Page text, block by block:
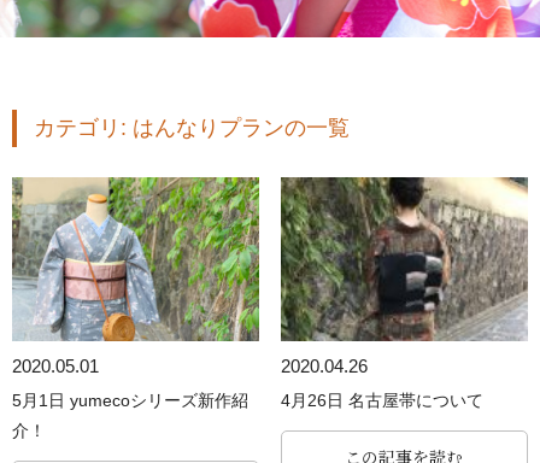
カテゴリ: はんなりプランの一覧
2020.05.01
5月1日 yumecoシリーズ新作紹
介！
2020.04.26
4月26日 名古屋帯について
この記事を読む